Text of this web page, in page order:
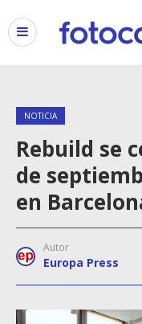
NOTICIA
Rebuild se
de
en
Autor
Europa Press